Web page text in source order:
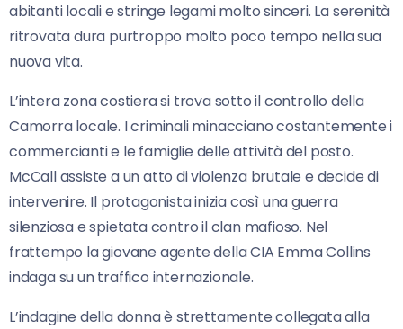
abitanti locali e stringe legami molto sinceri. La serenità
ritrovata dura purtroppo molto poco tempo nella sua
nuova vita.
L’intera zona costiera si trova sotto il controllo della
Camorra locale. I criminali minacciano costantemente i
commercianti e le famiglie delle attività del posto.
McCall assiste a un atto di violenza brutale e decide di
intervenire. Il protagonista inizia così una guerra
silenziosa e spietata contro il clan mafioso. Nel
frattempo la giovane agente della CIA Emma Collins
indaga su un traffico internazionale.
L’indagine della donna è strettamente collegata alla